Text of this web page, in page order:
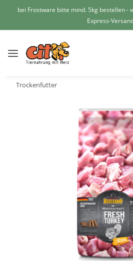
bei Frostware bitte mind. 5kg bestellen -
Express-
Trockenfutter